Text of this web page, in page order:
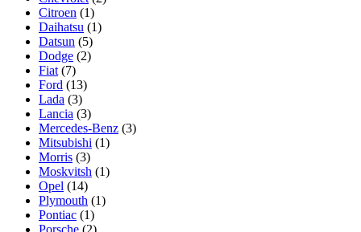
Citroen (1)
Daihatsu (1)
Datsun (5)
Dodge (2)
Fiat (7)
Ford (13)
Lada (3)
Lancia (3)
Mercedes-Benz (3)
Mitsubishi (1)
Morris (3)
Moskvitsh (1)
Opel (14)
Plymouth (1)
Pontiac (1)
Porsche (2)